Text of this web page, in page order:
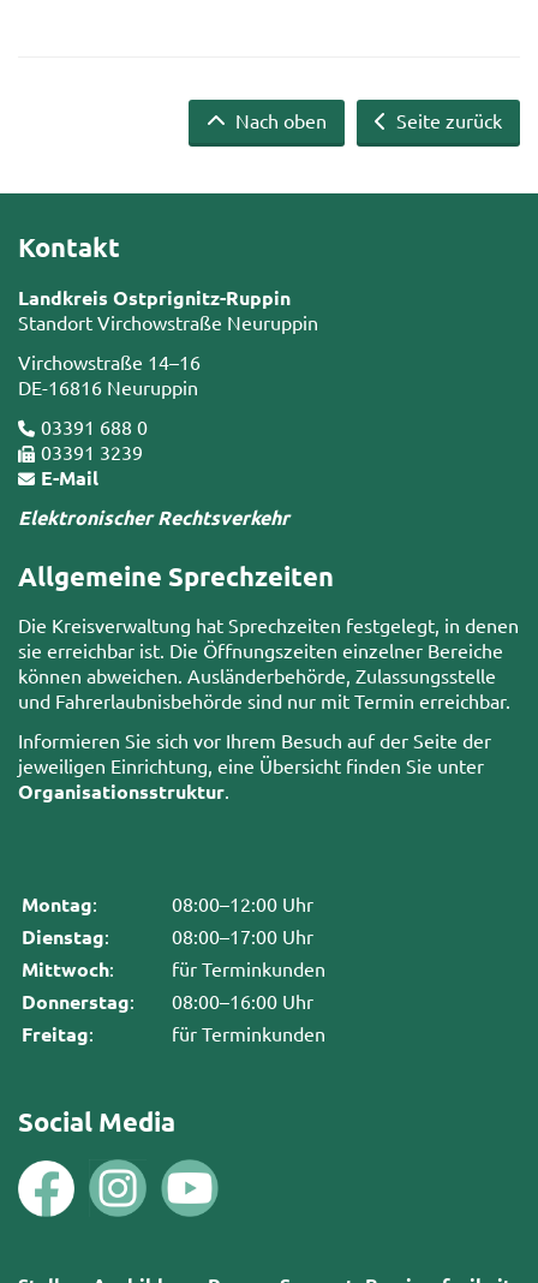
Seite zurück
Nach oben
Kontakt
Landkreis Ostprignitz-Ruppin
Standort Virchowstraße Neuruppin
Virchowstraße 14–16
DE-16816 Neuruppin
03391 688 0
03391 3239
E-Mail
Elektronischer Rechtsverkehr
Allgemeine Sprechzeiten
Die Kreisverwaltung hat Sprechzeiten festgelegt, in denen
sie erreichbar ist. Die Öffnungszeiten einzelner Bereiche
können abweichen. Ausländerbehörde, Zulassungsstelle
und Fahrerlaubnisbehörde sind nur mit Termin erreichbar.
Informieren Sie sich vor Ihrem Besuch auf der Seite der
jeweiligen Einrichtung, eine Übersicht finden Sie unter
Organisationsstruktur.
Montag: 08:00–12:00 Uhr
Dienstag: 08:00–17:00 Uhr
Mittwoch: für Terminkunden
Donnerstag: 08:00–16:00 Uhr
Freitag: für Terminkunden
Social Media